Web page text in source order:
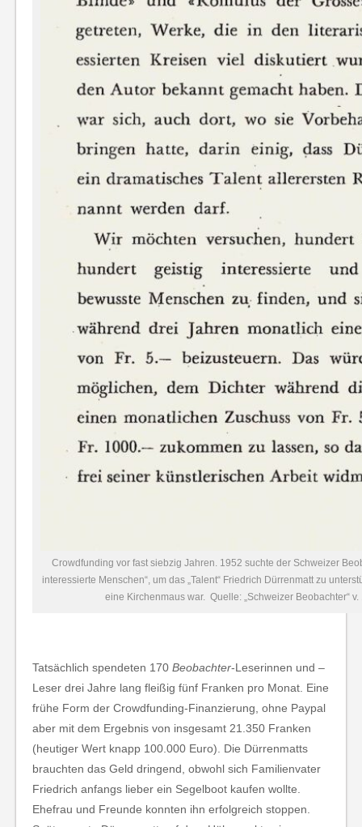
Crowdfunding vor fast siebzig Jahren. 1952 suchte der Schweizer
interessierte Menschen“, um das „Talent“ Friedrich Dürrenmatt zu
eine Kirchenmaus war. Quelle: „Schweizer Beobachter“
Tatsächlich spendeten 170 Beobachter-Leserinnen und –
Leser drei Jahre lang fleißig fünf Franken pro Monat. Eine
frühe Form der Crowdfunding-Finanzierung, ohne Paypal
aber mit dem Ergebnis von insgesamt 21.350 Franken
(heutiger Wert knapp 100.000 Euro). Die Dürrenmatts
brauchten das Geld dringend, obwohl sich Familienvater
Friedrich anfangs lieber ein Segelboot kaufen wollte.
Ehefrau und Freunde konnten ihn erfolgreich stoppen.